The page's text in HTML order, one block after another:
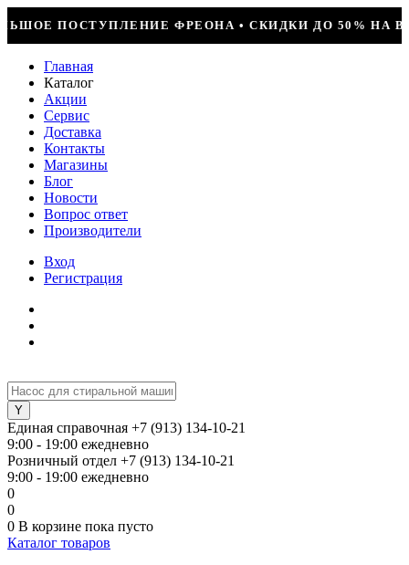
• СКИДКИ ДО 50% НА ВЕСЬ ИНСТРУМЕНТ •
Главная
Каталог
Акции
Сервис
Доставка
Контакты
Магазины
Блог
Новости
Вопрос ответ
Производители
Вход
Регистрация
Единая справочная +7 (913) 134-10-21
9:00 - 19:00 ежедневно
Розничный отдел +7 (913) 134-10-21
9:00 - 19:00 ежедневно
0
0
0 В корзине пока пусто
Каталог товаров